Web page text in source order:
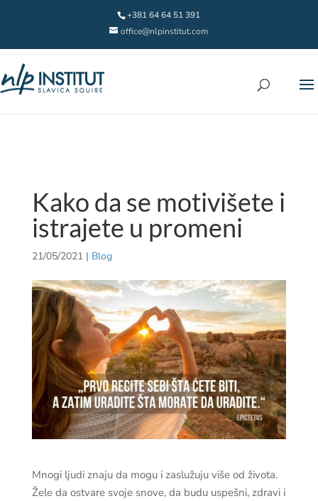
+381 64 64 51 391
office@nlpinstitut.com
Kako da se motivišete i
istrajete u promeni
21/05/2021| Blog
Mnogi ljudi znaju da mogu i zaslužuju više od života.
Žele da ostvare svoje snove, da budu uspešni, zdravi i